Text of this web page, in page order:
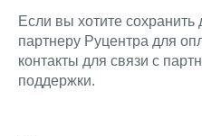
Если вы хотите
партнеру Руцентра для
контакты для связи с
поддержки.